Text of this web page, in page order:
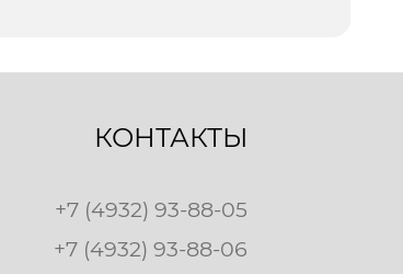
КОНТАКТЫ
+7 (4932) 93-88-05
+7 (4932) 93-88-06